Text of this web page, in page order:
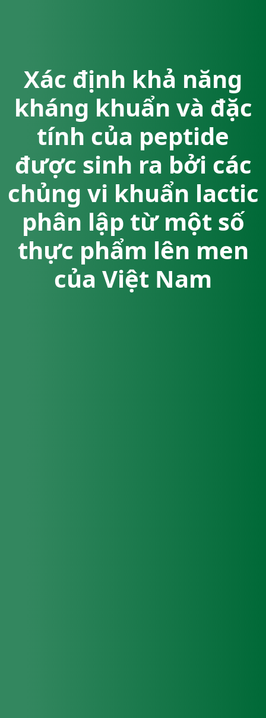
Xác định khả năng
kháng khuẩn và đặc
tính của peptide
được sinh ra bởi các
chủng vi khuẩn lactic
phân lập từ một số
thực phẩm lên men
của Việt Nam